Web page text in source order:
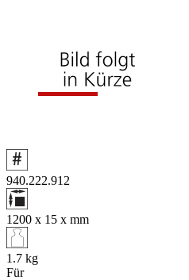
940.222.912
1200 x 15 x mm
1.7 kg
Für